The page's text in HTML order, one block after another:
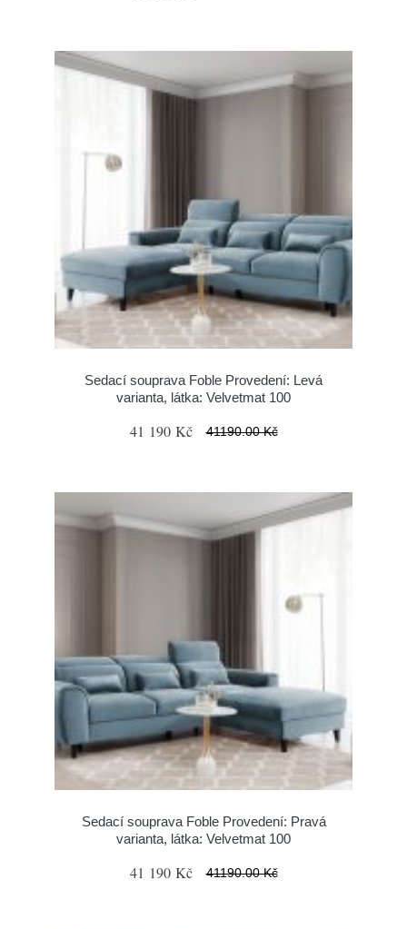
Sedací souprava Foble Provedení: Levá
varianta, látka: Velvetmat 100
41 190 Kč 41190.00 Kč
Sedací souprava Foble Provedení: Pravá
varianta, látka: Velvetmat 100
41 190 Kč 41190.00 Kč